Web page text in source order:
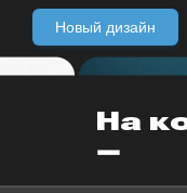
Новый дизайн